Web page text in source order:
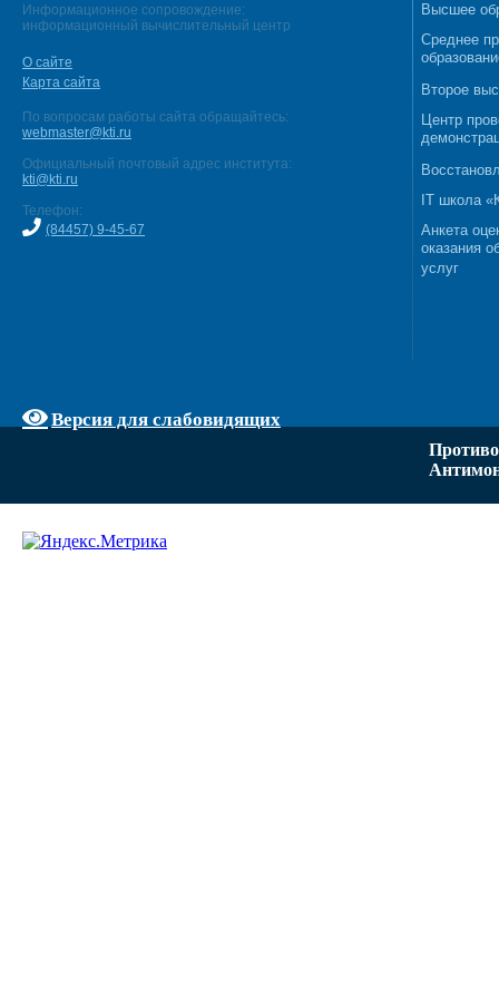
Информационное сопровождение:
информационный вычислительный центр
О сайте
Карта сайта
По вопросам работы сайта обращайтесь:
webmaster@kti.ru
Официальный почтовый адрес института:
kti@kti.ru
Телефон:
(84457) 9-45-67
Версия для слабовидящих
Высшее
Среднее
Второе
Центр
IT школа
Анкета
оказания
услуг